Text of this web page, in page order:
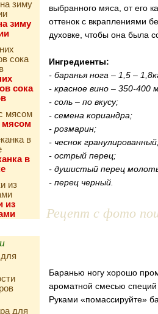
зиму
сока
мясом
в
из
для
выбранного мяса, от его
оттенок с вкраплениями
духовке, чтобы она была
Ингредиенты:
- баранья нога – 1,5 –
- красное вино – 350-400
- соль – по вкусу;
- семена кориандра;
- розмарин;
- чеснок
- острый перец;
- душистый перец
- перец черный.
Рецепт с фото
Баранью ногу хорошо
ароматной смесью
Руками «помассируйте»